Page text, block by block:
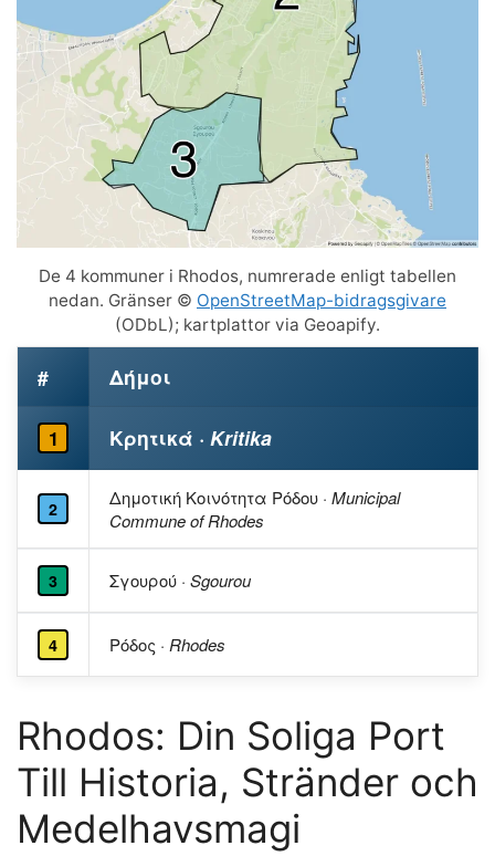
De 4 kommuner i Rhodos, numrerade enligt tabellen
nedan. Gränser © OpenStreetMap-bidragsgivare
(ODbL); kartplattor via Geoapify.
# Δήμοι
1 Κρητικά · Kritika
2 Δημοτική Κοινότητα Ρόδου · Municipal
Commune of Rhodes
3 Σγουρού · Sgourou
4 Ρόδος · Rhodes
Rhodos: Din Soliga Port
Till Historia, Stränder och
Medelhavsmagi